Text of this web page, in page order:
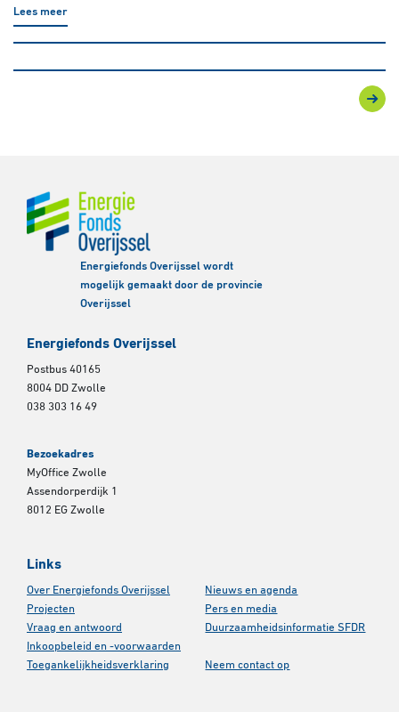
Lees meer
Energiefonds Overijssel wordt
mogelijk gemaakt door de provincie
Overijssel
Energiefonds Overijssel
Postbus 40165
8004 DD Zwolle
038 303 16 49
Bezoekadres
MyOffice Zwolle
Assendorperdijk 1
8012 EG Zwolle
Links
Over Energiefonds Overijssel
Nieuws en agenda
Projecten
Pers en media
Vraag en antwoord
Duurzaamheidsinformatie SFDR
Inkoopbeleid en -voorwaarden
Toegankelijkheidsverklaring
Neem contact op